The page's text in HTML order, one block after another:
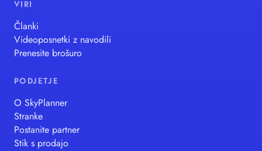
VIRI
Članki
Videoposnetki z navodili
Prenesite brošuro
PODJETJE
O SkyPlanner
Stranke
Postanite partner
Stik s prodajo